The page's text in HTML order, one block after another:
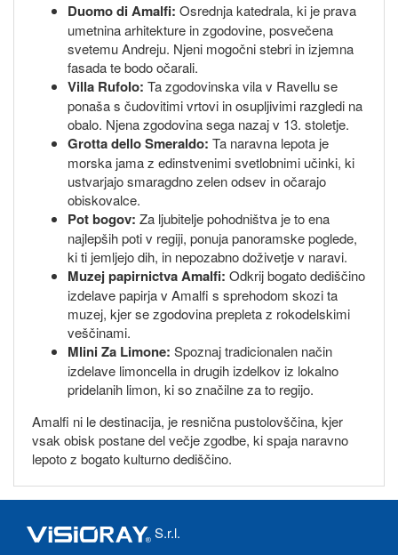
Duomo di Amalfi: Osrednja katedrala, ki je prava
umetnina arhitekture in zgodovine, posvečena
svetemu Andreju. Njeni mogočni stebri in izjemna
fasada te bodo očarali.
Villa Rufolo: Ta zgodovinska vila v Ravellu se
ponaša s čudovitimi vrtovi in osupljivimi razgledi na
obalo. Njena zgodovina sega nazaj v 13. stoletje.
Grotta dello Smeraldo: Ta naravna lepota je
morska jama z edinstvenimi svetlobnimi učinki, ki
ustvarjajo smaragdno zelen odsev in očarajo
obiskovalce.
Pot bogov: Za ljubitelje pohodništva je to ena
najlepših poti v regiji, ponuja panoramske poglede,
ki ti jemljejo dih, in nepozabno doživetje v naravi.
Muzej papirnictva Amalfi: Odkrij bogato dediščino
izdelave papirja v Amalfi s sprehodom skozi ta
muzej, kjer se zgodovina prepleta z rokodelskimi
veščinami.
Mlini Za Limone: Spoznaj tradicionalen način
izdelave limoncella in drugih izdelkov iz lokalno
pridelanih limon, ki so značilne za to regijo.
Amalfi ni le destinacija, je resnična pustolovščina, kjer
vsak obisk postane del večje zgodbe, ki spaja naravno
lepoto z bogato kulturno dediščino.
S.r.l.